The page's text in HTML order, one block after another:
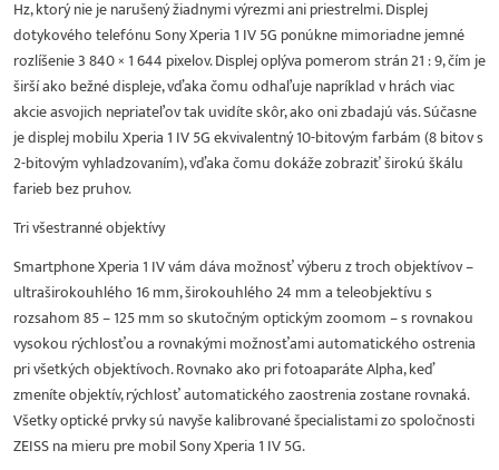
Hz, ktorý nie je narušený žiadnymi výrezmi ani priestrelmi. Displej
dotykového telefónu Sony Xperia 1 IV 5G ponúkne mimoriadne jemné
rozlíšenie 3 840 × 1 644 pixelov. Displej oplýva pomerom strán 21 : 9, čím je
širší ako bežné displeje, vďaka čomu odhaľuje napríklad v hrách viac
akcie asvojich nepriateľov tak uvidíte skôr, ako oni zbadajú vás. Súčasne
je displej mobilu Xperia 1 IV 5G ekvivalentný 10-bitovým farbám (8 bitov s
2-bitovým vyhladzovaním), vďaka čomu dokáže zobraziť širokú škálu
farieb bez pruhov.
Tri všestranné objektívy
Smartphone Xperia 1 IV vám dáva možnosť výberu z troch objektívov –
ultraširokouhlého 16 mm, širokouhlého 24 mm a teleobjektívu s
rozsahom 85 – 125 mm so skutočným optickým zoomom – s rovnakou
vysokou rýchlosťou a rovnakými možnosťami automatického ostrenia
pri všetkých objektívoch. Rovnako ako pri fotoaparáte Alpha, keď
zmeníte objektív, rýchlosť automatického zaostrenia zostane rovnaká.
Všetky optické prvky sú navyše kalibrované špecialistami zo spoločnosti
ZEISS na mieru pre mobil Sony Xperia 1 IV 5G.